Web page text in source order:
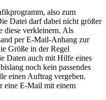
also zum
Datei darf dabei nicht größer
diese verkleinern. Als
per E-Mail-Anhang zur
Größe in der Regel
Daten auch mit Hilfe eines
noch kein passendes
einen Auftrag vergeben.
eine E-Mail mit einem